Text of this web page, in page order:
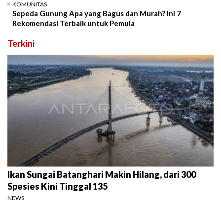
KOMUNITAS
Sepeda Gunung Apa yang Bagus dan Murah? Ini 7
Rekomendasi Terbaik untuk Pemula
Terkini
Ikan Sungai Batanghari Makin Hilang, dari 300
Spesies Kini Tinggal 135
NEWS